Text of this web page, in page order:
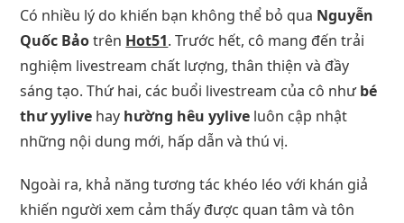
Có nhiều lý do khiến bạn không thể bỏ qua Nguyễn
Quốc Bảotrên Hot51. Trước hết, cô mang đến trải
nghiệm livestream chất lượng, thân thiện và đầy
sáng tạo. Thứ hai, các buổi livestream của cô nhưbé
thư yylive hay hường hêu yylive luôn cập nhật
những nội dung mới, hấp dẫn và thú vị.
Ngoài ra, khả năng tương tác khéo léo với khán giả
khiến người xem cảm thấy được quan tâm và tôn